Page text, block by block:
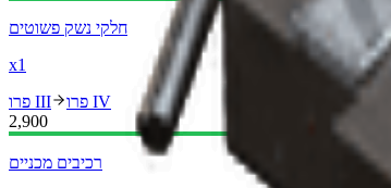
חלקי נשק פשוטים
x1
פרו III
פרו IV
2,900
רכיבים מכניים